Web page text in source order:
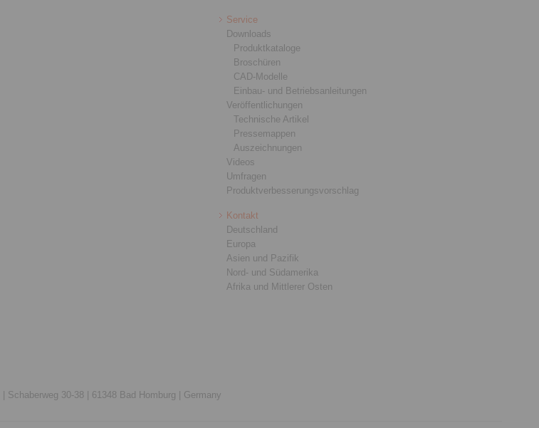
Service
Downloads
Produktkataloge
Broschüren
CAD-Modelle
Einbau- und Betriebsanleitungen
Veröffentlichungen
Technische Artikel
Pressemappen
Auszeichnungen
Videos
Umfragen
Produktverbesserungsvorschlag
Kontakt
Deutschland
Europa
Asien und Pazifik
Nord- und Südamerika
Afrika und Mittlerer Osten
Schaberweg 30-38 | 61348 Bad Homburg | Germany